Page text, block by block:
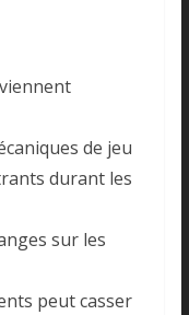
de jeu
durant les
sur les
peut casser